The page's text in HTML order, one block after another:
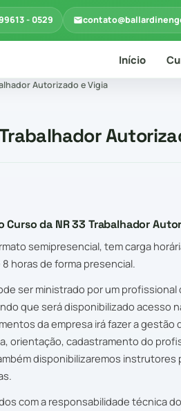
- 0529
Início
Autorizado e Vigia
Curso da NR 33 Trabalhador
semipresencial, tem carga
horas de forma presencial.
ser ministrado por um
que será disponibilizado acesso
da empresa irá fazer a gestão
orientação, cadastramento do
disponibilizaremos instrutores
com a responsabilidade técnica